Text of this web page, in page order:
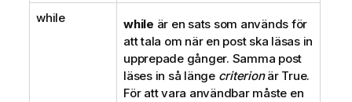
while while är en sats som används för
att tala om när en post ska läsas in
upprepade gånger. Samma post
läses in så länge criterionär True.
För att vara användbar måste en